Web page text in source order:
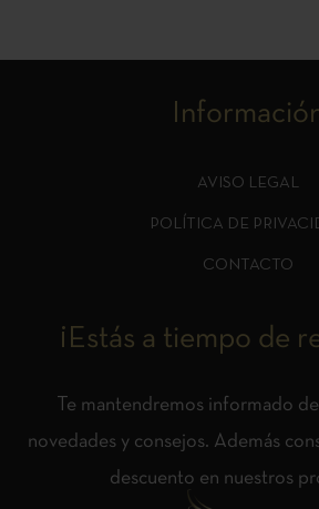
AVISO LEGAL
POLÍTICA DE
CONTACTO
¡Estás a tiempo de
Te mantendremos informado
novedades y consejos. Además
descuento en nuestros